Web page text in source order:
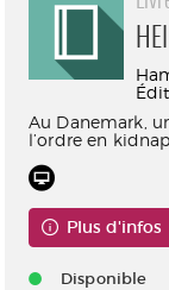
Au Danemark,
l’ordre en
Plus d'infos
Disponible